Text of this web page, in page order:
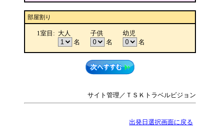
部屋割り
1室目 : 大人
名
子供
名
幼児
名
サイト管理／ＴＳＫトラベルビジョン
出発日選択画面に戻る